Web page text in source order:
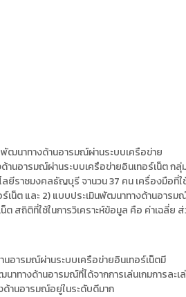
ฒนาทางด้านอารมณ์ผ่านระบบเครือข่าย
านอารมณ์ผ่านระบบเครือข่ายอินเทอร์เน็ต กลุ่
ลยีราชมงคลธัญบุรี จานวน 37 คน เครื่องมือที่ใ
เน็ต และ 2) แบบประเมินพัฒนาทางด้านอารม
สถิติที่ใช้ในการวิเคราะห์ข้อมูล คือ ค่าเฉลี่ย
อารมณ์ผ่านระบบเครือข่ายอินเทอร์เน็ตมี
ทางด้านอารมณ์ที่ได้จากการเล่นเกมการละเ
านอารมณ์อยู่ในระดับดีมาก